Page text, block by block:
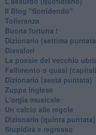
Il Blog "Sorridendo"
Tolleranza
Buona fortuna !
​Dizionario (settima
Disvalori
Le poesie del vecchio
Fallimento o quasi
Dizionario (sesta puntata)
Zuppa inglese
L'orgia musicale
Un calcio alle regole
Dizionario (quinta puntata)
Stupidità e regresso